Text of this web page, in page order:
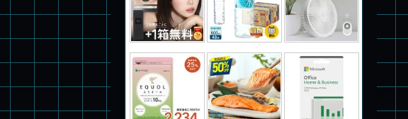
パチ組塗装★PLAMAX 1/72 バトロイド・バルキリー VF-1S ロ
イ・フォッカー スペシャル